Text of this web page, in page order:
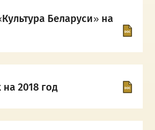
Беларуси» на
2018 год